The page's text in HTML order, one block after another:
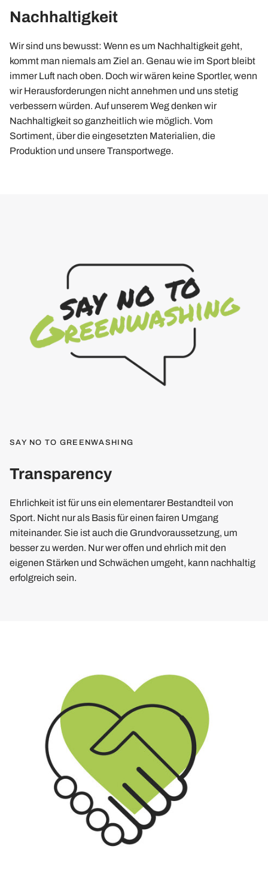
Nachhaltigkeit
Wir sind uns bewusst: Wenn es um Nachhaltigkeit geht,
kommt man niemals am Ziel an. Genau wie im Sport bleibt
immer Luft nach oben. Doch wir wären keine Sportler, wenn
wir Herausforderungen nicht annehmen und uns stetig
verbessern würden. Auf unserem Weg denken wir
Nachhaltigkeit so ganzheitlich wie möglich. Vom
Sortiment, über die eingesetzten Materialien, die
Produktion und unsere Transportwege.
SAY NO TO GREENWASHING
Transparency
Ehrlichkeit ist für uns ein elementarer Bestandteil von
Sport. Nicht nur als Basis für einen fairen Umgang
miteinander. Sie ist auch die Grundvoraussetzung, um
besser zu werden. Nur wer offen und ehrlich mit den
eigenen Stärken und Schwächen umgeht, kann nachhaltig
erfolgreich sein.